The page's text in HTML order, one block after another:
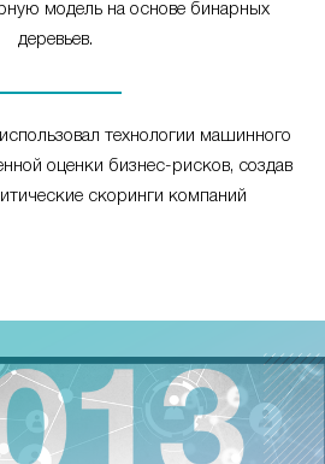
модель на основе бинарных
деревьев.
технологии машинного
оценки бизнес-рисков, создав
скоринги компаний